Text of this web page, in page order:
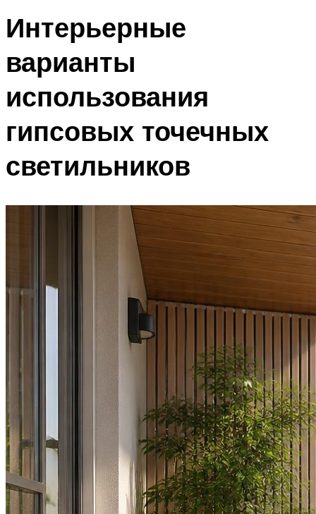
Интерьерные
варианты
использования
гипсовых точечных
светильников